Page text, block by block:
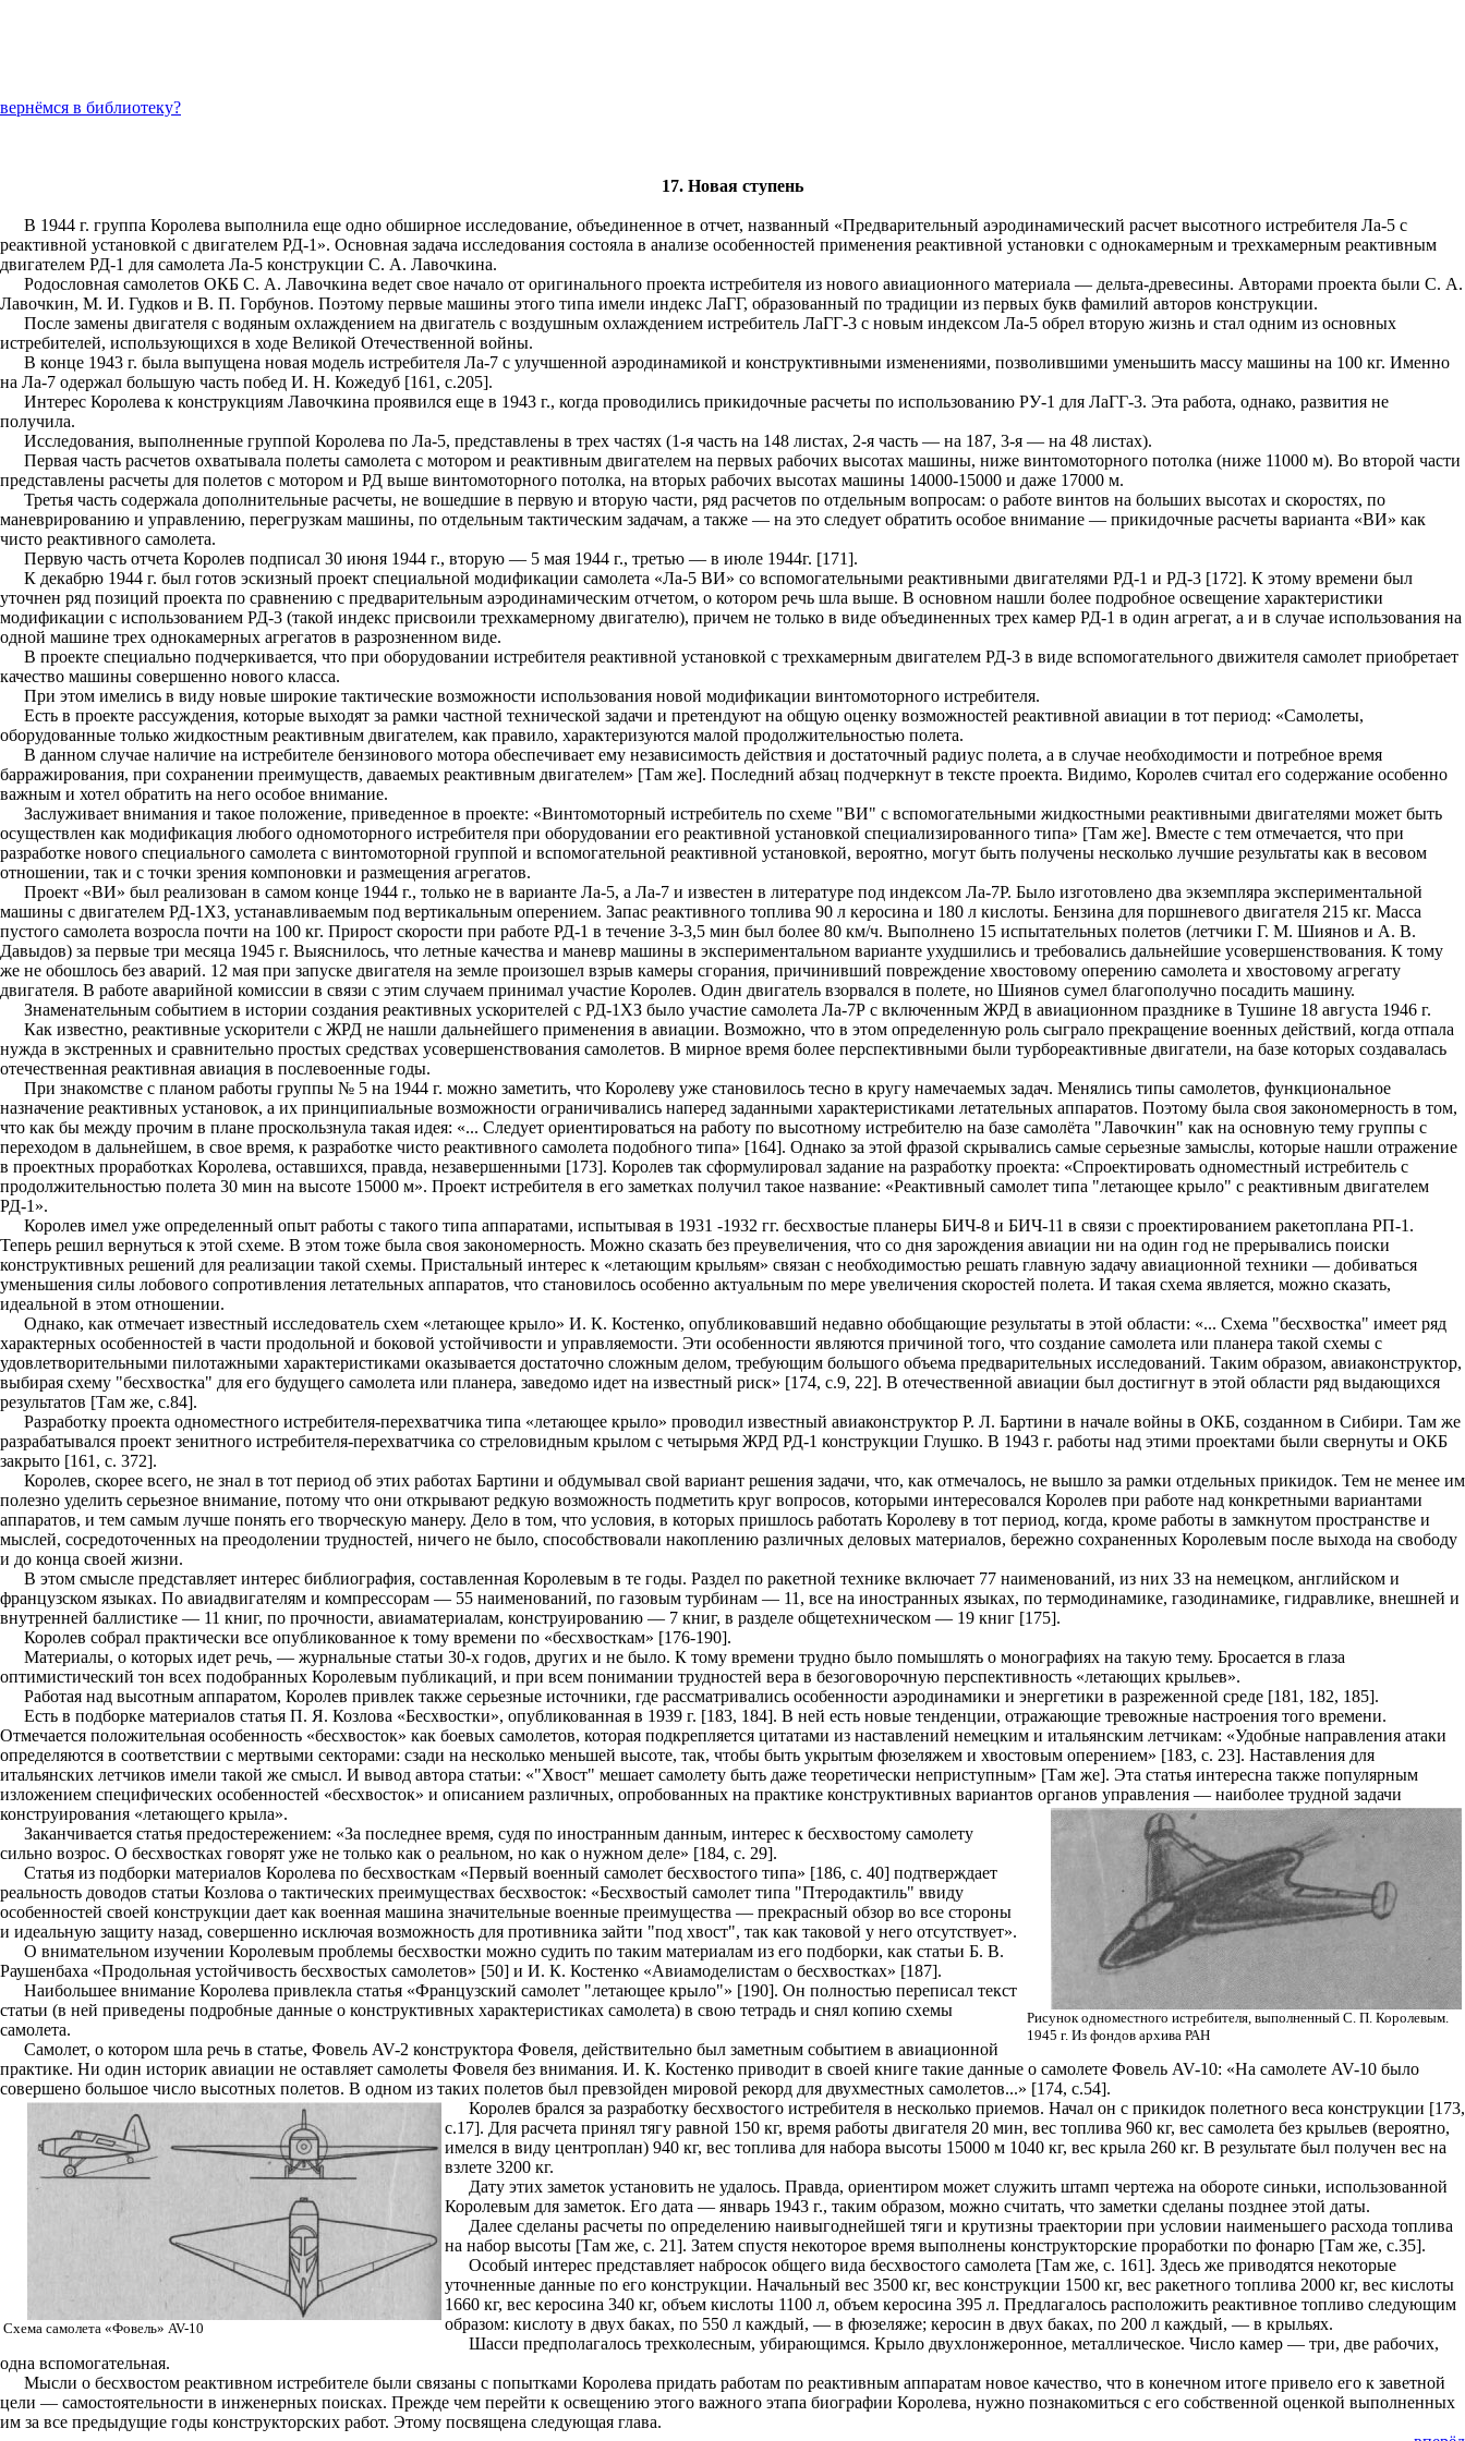
вернёмся в библиотеку?
17. Новая ступень
В 1944 г. группа Королева выполнила еще одно обширное исследование, объединенное в отчет, названный «Предварительный аэродинамический расчет высотного истребителя Ла-5 с
реактивной установкой с двигателем РД-1». Основная задача исследования состояла в анализе особенностей применения реактивной установки с однокамерным и трехкамерным реактивным
двигателем РД-1 для самолета Ла-5 конструкции С. А. Лавочкина.
Родословная самолетов ОКБ С. А. Лавочкина ведет свое начало от оригинального проекта истребителя из нового авиационного материала — дельта-древесины. Авторами проекта были С. А.
Лавочкин, М. И. Гудков и В. П. Горбунов. Поэтому первые машины этого типа имели индекс ЛаГГ, образованный по традиции из первых букв фамилий авторов конструкции.
После замены двигателя с водяным охлаждением на двигатель с воздушным охлаждением истребитель ЛаГГ-3 с новым индексом Ла-5 обрел вторую жизнь и стал одним из основных
истребителей, использующихся в ходе Великой Отечественной войны.
В конце 1943 г. была выпущена новая модель истребителя Ла-7 с улучшенной аэродинамикой и конструктивными изменениями, позволившими уменьшить массу машины на 100 кг. Именно
на Ла-7 одержал большую часть побед И. Н. Кожедуб [161, с.205].
Интерес Королева к конструкциям Лавочкина проявился еще в 1943 г., когда проводились прикидочные расчеты по использованию РУ-1 для ЛаГГ-3. Эта работа, однако, развития не
получила.
Исследования, выполненные группой Королева по Ла-5, представлены в трех частях (1-я часть на 148 листах, 2-я часть — на 187, 3-я — на 48 листах).
Первая часть расчетов охватывала полеты самолета с мотором и реактивным двигателем на первых рабочих высотах машины, ниже винтомоторного потолка (ниже 11000 м). Во второй части
представлены расчеты для полетов с мотором и РД выше винтомоторного потолка, на вторых рабочих высотах машины 14000-15000 и даже 17000 м.
Третья часть содержала дополнительные расчеты, не вошедшие в первую и вторую части, ряд расчетов по отдельным вопросам: о работе винтов на больших высотах и скоростях, по
маневрированию и управлению, перегрузкам машины, по отдельным тактическим задачам, а также — на это следует обратить особое внимание — прикидочные расчеты варианта «ВИ» как
чисто реактивного самолета.
Первую часть отчета Королев подписал 30 июня 1944 г., вторую — 5 мая 1944 г., третью — в июле 1944г. [171].
К декабрю 1944 г. был готов эскизный проект специальной модификации самолета «Ла-5 ВИ» со вспомогательными реактивными двигателями РД-1 и РД-3 [172]. К этому времени был
уточнен ряд позиций проекта по сравнению с предварительным аэродинамическим отчетом, о котором речь шла выше. В основном нашли более подробное освещение характеристики
модификации с использованием РД-3 (такой индекс присвоили трехкамерному двигателю), причем не только в виде объединенных трех камер РД-1 в один агрегат, а и в случае использования на
одной машине трех однокамерных агрегатов в разрозненном виде.
В проекте специально подчеркивается, что при оборудовании истребителя реактивной установкой с трехкамерным двигателем РД-3 в виде вспомогательного движителя самолет приобретает
качество машины совершенно нового класса.
При этом имелись в виду новые широкие тактические возможности использования новой модификации винтомоторного истребителя.
Есть в проекте рассуждения, которые выходят за рамки частной технической задачи и претендуют на общую оценку возможностей реактивной авиации в тот период: «Самолеты,
оборудованные только жидкостным реактивным двигателем, как правило, характеризуются малой продолжительностью полета.
В данном случае наличие на истребителе бензинового мотора обеспечивает ему независимость действия и достаточный радиус полета, а в случае необходимости и потребное время
барражирования, при сохранении преимуществ, даваемых реактивным двигателем» [Там же]. Последний абзац подчеркнут в тексте проекта. Видимо, Королев считал его содержание особенно
важным и хотел обратить на него особое внимание.
Заслуживает внимания и такое положение, приведенное в проекте: «Винтомоторный истребитель по схеме "ВИ" с вспомогательными жидкостными реактивными двигателями может быть
осуществлен как модификация любого одномоторного истребителя при оборудовании его реактивной установкой специализированного типа» [Там же]. Вместе с тем отмечается, что при
разработке нового специального самолета с винтомоторной группой и вспомогательной реактивной установкой, вероятно, могут быть получены несколько лучшие результаты как в весовом
отношении, так и с точки зрения компоновки и размещения агрегатов.
Проект «ВИ» был реализован в самом конце 1944 г., только не в варианте Ла-5, а Ла-7 и известен в литературе под индексом Ла-7Р. Было изготовлено два экземпляра экспериментальной
машины с двигателем РД-1ХЗ, устанавливаемым под вертикальным оперением. Запас реактивного топлива 90 л керосина и 180 л кислоты. Бензина для поршневого двигателя 215 кг. Масса
пустого самолета возросла почти на 100 кг. Прирост скорости при работе РД-1 в течение 3-3,5 мин был более 80 км/ч. Выполнено 15 испытательных полетов (летчики Г. М. Шиянов и А. В.
Давыдов) за первые три месяца 1945 г. Выяснилось, что летные качества и маневр машины в экспериментальном варианте ухудшились и требовались дальнейшие усовершенствования. К тому
же не обошлось без аварий. 12 мая при запуске двигателя на земле произошел взрыв камеры сгорания, причинивший повреждение хвостовому оперению самолета и хвостовому агрегату
двигателя. В работе аварийной комиссии в связи с этим случаем принимал участие Королев. Один двигатель взорвался в полете, но Шиянов сумел благополучно посадить машину.
Знаменательным событием в истории создания реактивных ускорителей с РД-1ХЗ было участие самолета Ла-7Р с включенным ЖРД в авиационном празднике в Тушине 18 августа 1946 г.
Как известно, реактивные ускорители с ЖРД не нашли дальнейшего применения в авиации. Возможно, что в этом определенную роль сыграло прекращение военных действий, когда отпала
нужда в экстренных и сравнительно простых средствах усовершенствования самолетов. В мирное время более перспективными были турбореактивные двигатели, на базе которых создавалась
отечественная реактивная авиация в послевоенные годы.
При знакомстве с планом работы группы № 5 на 1944 г. можно заметить, что Королеву уже становилось тесно в кругу намечаемых задач. Менялись типы самолетов, функциональное
назначение реактивных установок, а их принципиальные возможности ограничивались наперед заданными характеристиками летательных аппаратов. Поэтому была своя закономерность в том,
что как бы между прочим в плане проскользнула такая идея: «... Следует ориентироваться на работу по высотному истребителю на базе самолёта "Лавочкин" как на основную тему группы с
переходом в дальнейшем, в свое время, к разработке чисто реактивного самолета подобного типа» [164]. Однако за этой фразой скрывались самые серьезные замыслы, которые нашли отражение
в проектных проработках Королева, оставшихся, правда, незавершенными [173]. Королев так сформулировал задание на разработку проекта: «Спроектировать одноместный истребитель с
продолжительностью полета 30 мин на высоте 15000 м». Проект истребителя в его заметках получил такое название: «Реактивный самолет типа "летающее крыло" с реактивным двигателем
РД-1».
Королев имел уже определенный опыт работы с такого типа аппаратами, испытывая в 1931 -1932 гг. бесхвостые планеры БИЧ-8 и БИЧ-11 в связи с проектированием ракетоплана РП-1.
Теперь решил вернуться к этой схеме. В этом тоже была своя закономерность. Можно сказать без преувеличения, что со дня зарождения авиации ни на один год не прерывались поиски
конструктивных решений для реализации такой схемы. Пристальный интерес к «летающим крыльям» связан с необходимостью решать главную задачу авиационной техники — добиваться
уменьшения силы лобового сопротивления летательных аппаратов, что становилось особенно актуальным по мере увеличения скоростей полета. И такая схема является, можно сказать,
идеальной в этом отношении.
Однако, как отмечает известный исследователь схем «летающее крыло» И. К. Костенко, опубликовавший недавно обобщающие результаты в этой области: «... Схема "бесхвостка" имеет ряд
характерных особенностей в части продольной и боковой устойчивости и управляемости. Эти особенности являются причиной того, что создание самолета или планера такой схемы с
удовлетворительными пилотажными характеристиками оказывается достаточно сложным делом, требующим большого объема предварительных исследований. Таким образом, авиаконструктор,
выбирая схему "бесхвостка" для его будущего самолета или планера, заведомо идет на известный риск» [174, с.9, 22]. В отечественной авиации был достигнут в этой области ряд выдающихся
результатов [Там же, с.84].
Разработку проекта одноместного истребителя-перехватчика типа «летающее крыло» проводил известный авиаконструктор Р. Л. Бартини в начале войны в ОКБ, созданном в Сибири. Там же
разрабатывался проект зенитного истребителя-перехватчика со стреловидным крылом с четырьмя ЖРД РД-1 конструкции Глушко. В 1943 г. работы над этими проектами были свернуты и ОКБ
закрыто [161, с. 372].
Королев, скорее всего, не знал в тот период об этих работах Бартини и обдумывал свой вариант решения задачи, что, как отмечалось, не вышло за рамки отдельных прикидок. Тем не менее им
полезно уделить серьезное внимание, потому что они открывают редкую возможность подметить круг вопросов, которыми интересовался Королев при работе над конкретными вариантами
аппаратов, и тем самым лучше понять его творческую манеру. Дело в том, что условия, в которых пришлось работать Королеву в тот период, когда, кроме работы в замкнутом пространстве и
мыслей, сосредоточенных на преодолении трудностей, ничего не было, способствовали накоплению различных деловых материалов, бережно сохраненных Королевым после выхода на свободу
и до конца своей жизни.
В этом смысле представляет интерес библиография, составленная Королевым в те годы. Раздел по ракетной технике включает 77 наименований, из них 33 на немецком, английском и
французском языках. По авиадвигателям и компрессорам — 55 наименований, по газовым турбинам — 11, все на иностранных языках, по термодинамике, газодинамике, гидравлике, внешней и
внутренней баллистике — 11 книг, по прочности, авиаматериалам, конструированию — 7 книг, в разделе общетехническом — 19 книг [175].
Королев собрал практически все опубликованное к тому времени по «бесхвосткам» [176-190].
Материалы, о которых идет речь, — журнальные статьи 30-х годов, других и не было. К тому времени трудно было помышлять о монографиях на такую тему. Бросается в глаза
оптимистический тон всех подобранных Королевым публикаций, и при всем понимании трудностей вера в безоговорочную перспективность «летающих крыльев».
Работая над высотным аппаратом, Королев привлек также серьезные источники, где рассматривались особенности аэродинамики и энергетики в разреженной среде [181, 182, 185].
Есть в подборке материалов статья П. Я. Козлова «Бесхвостки», опубликованная в 1939 г. [183, 184]. В ней есть новые тенденции, отражающие тревожные настроения того времени.
Отмечается положительная особенность «бесхвосток» как боевых самолетов, которая подкрепляется цитатами из наставлений немецким и итальянским летчикам: «Удобные направления атаки
определяются в соответствии с мертвыми секторами: сзади на несколько меньшей высоте, так, чтобы быть укрытым фюзеляжем и хвостовым оперением» [183, с. 23]. Наставления для
итальянских летчиков имели такой же смысл. И вывод автора статьи: «"Хвост" мешает самолету быть даже теоретически неприступным» [Там же]. Эта статья интересна также популярным
изложением специфических особенностей «бесхвосток» и описанием различных, опробованных на практике конструктивных вариантов органов управления — наиболее трудной задачи
конструирования «летающего крыла».
Рисунок одноместного истребителя, выполненный С. П. Королевым.
1945 г. Из фондов архива РАН
Заканчивается статья предостережением: «За последнее время, судя по иностранным данным, интерес к бесхвостому самолету
сильно возрос. О бесхвостках говорят уже не только как о реальном, но как о нужном деле» [184, с. 29].
Статья из подборки материалов Королева по бесхвосткам «Первый военный самолет бесхвостого типа» [186, с. 40] подтверждает
реальность доводов статьи Козлова о тактических преимуществах бесхвосток: «Бесхвостый самолет типа "Птеродактиль" ввиду
особенностей своей конструкции дает как военная машина значительные военные преимущества — прекрасный обзор во все стороны
и идеальную защиту назад, совершенно исключая возможность для противника зайти "под хвост", так как таковой у него отсутствует».
О внимательном изучении Королевым проблемы бесхвостки можно судить по таким материалам из его подборки, как статьи Б. В.
Раушенбаха «Продольная устойчивость бесхвостых самолетов» [50] и И. К. Костенко «Авиамоделистам о бесхвостках» [187].
Наибольшее внимание Королева привлекла статья «Французский самолет "летающее крыло"» [190]. Он полностью переписал текст
статьи (в ней приведены подробные данные о конструктивных характеристиках самолета) в свою тетрадь и снял копию схемы
самолета.
Самолет, о котором шла речь в статье, Фовель AV-2 конструктора Фовеля, действительно был заметным событием в авиационной
практике. Ни один историк авиации не оставляет самолеты Фовеля без внимания. И. К. Костенко приводит в своей книге такие данные о самолете Фовель AV-10: «На самолете AV-10 было
совершено большое число высотных полетов. В одном из таких полетов был превзойден мировой рекорд для двухместных самолетов...» [174, с.54].
Схема самолета «Фовель» AV-10
Королев брался за разработку бесхвостого истребителя в несколько приемов. Начал он с прикидок полетного веса конструкции [173,
с.17]. Для расчета принял тягу равной 150 кг, время работы двигателя 20 мин, вес топлива 960 кг, вес самолета без крыльев (вероятно,
имелся в виду центроплан) 940 кг, вес топлива для набора высоты 15000 м 1040 кг, вес крыла 260 кг. В результате был получен вес на
взлете 3200 кг.
Дату этих заметок установить не удалось. Правда, ориентиром может служить штамп чертежа на обороте синьки, использованной
Королевым для заметок. Его дата — январь 1943 г., таким образом, можно считать, что заметки сделаны позднее этой даты.
Далее сделаны расчеты по определению наивыгоднейшей тяги и крутизны траектории при условии наименьшего расхода топлива
на набор высоты [Там же, с. 21]. Затем спустя некоторое время выполнены конструкторские проработки по фонарю [Там же, с.35].
Особый интерес представляет набросок общего вида бесхвостого самолета [Там же, с. 161]. Здесь же приводятся некоторые
уточненные данные по его конструкции. Начальный вес 3500 кг, вес конструкции 1500 кг, вес ракетного топлива 2000 кг, вес кислоты
1660 кг, вес керосина 340 кг, объем кислоты 1100 л, объем керосина 395 л. Предлагалось расположить реактивное топливо следующим
образом: кислоту в двух баках, по 550 л каждый, — в фюзеляже; керосин в двух баках, по 200 л каждый, — в крыльях.
Шасси предполагалось трехколесным, убирающимся. Крыло двухлонжеронное, металлическое. Число камер — три, две рабочих,
одна вспомогательная.
Мысли о бесхвостом реактивном истребителе были связаны с попытками Королева придать работам по реактивным аппаратам новое качество, что в конечном итоге привело его к заветной
цели — самостоятельности в инженерных поисках. Прежде чем перейти к освещению этого важного этапа биографии Королева, нужно познакомиться с его собственной оценкой выполненных
им за все предыдущие годы конструкторских работ. Этому посвящена следующая глава.